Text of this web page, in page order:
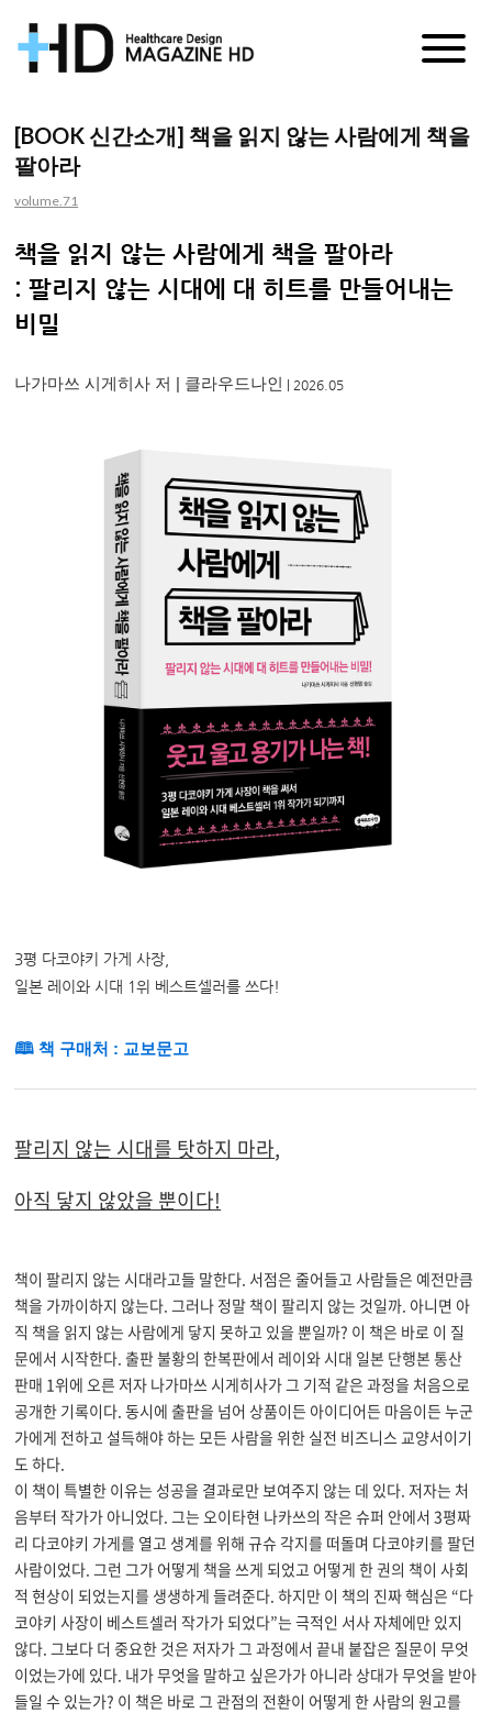
거
[BOOK 신간소개] 책을 읽지 않는 사람에게 책을
팔아라
volume.71
책을 읽지 않는 사람에게 책을 팔아라
: 팔리지 않는 시대에 대 히트를 만들어내는
비밀
나가마쓰 시게히사 저 | 클라우드나인 2026.05
3평 다코야키 가게 사장,
일본 레이와 시대 1위 베스트셀러를 쓰다!
🕮 책 구매처 : 교보문고
팔리지 않는 시대를 탓하지 마라,
아직 닿지 않았을 뿐이다!
책이 팔리지 않는 시대라고들 말한다. 서점은 줄어들고 사람들은 예전만큼
책을 가까이하지 않는다.그러나 정말 책이 팔리지 않는 것일까. 아니면 아
직 책을 읽지 않는 사람에게 닿지 못하고 있을 뿐일까? 이 책은 바로 이 질
문에서 시작한다.출판 불황의 한복판에서 레이와 시대 일본 단행본 통산
판매 1위에 오른 저자 나가마쓰 시게히사가 그 기적 같은 과정을 처음으로
공개한 기록이다.동시에 출판을 넘어 상품이든 아이디어든 마음이든 누군
가에게 전하고 설득해야 하는 모든 사람을 위한 실전 비즈니스 교양서이기
도 하다.
이 책이 특별한 이유는 성공을 결과로만 보여주지 않는 데 있다.저자는 처
음부터 작가가 아니었다.그는 오이타현 나카쓰의 작은 슈퍼 안에서3평짜
리 다코야키 가게를 열고 생계를 위해 규슈 각지를 떠돌며 다코야키를 팔던
사람이었다.그런 그가 어떻게 책을 쓰게 되었고 어떻게 한 권의 책이 사회
적 현상이 되었는지를 생생하게 들려준다.하지만 이 책의 진짜 핵심은 “다
코야키 사장이 베스트셀러 작가가 되었다”는 극적인 서사 자체에만 있지
않다.그보다 더 중요한 것은 저자가 그 과정에서 끝내 붙잡은 질문이 무엇
이었는가에 있다. 내가 무엇을 말하고 싶은가가 아니라 상대가 무엇을 받아
들일 수 있는가? 이 책은 바로 그 관점의 전환이 어떻게 한 사람의 원고를